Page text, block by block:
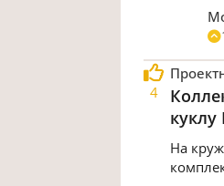
4
куклу
На